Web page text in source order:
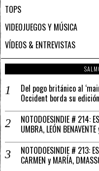
TOPS
VIDEOJUEGOS Y MÚSICA
VÍDEOS & ENTREVISTAS
Del pogo británico al
Occident borda su
NOTODOESINDIE # 214:
UMBRA, LEÓN
NOTODOESINDIE # 213:
CARMEN y MARÍA,